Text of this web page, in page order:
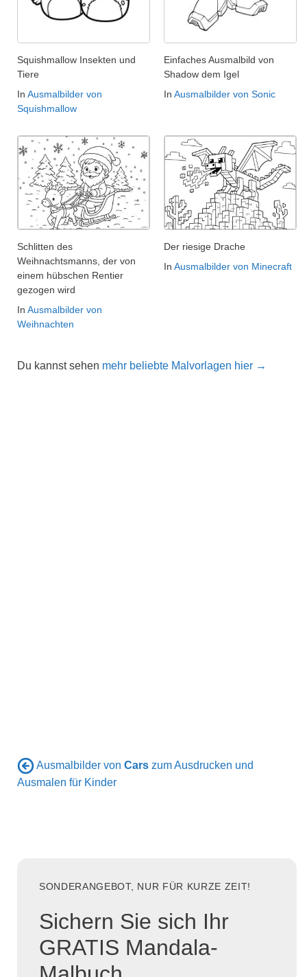
Squishmallow Insekten und
Tiere
In Ausmalbilder von
Squishmallow
Einfaches Ausmalbild von
Shadow dem Igel
In Ausmalbilder von Sonic
Schlitten des
Weihnachtsmanns, der von
einem hübschen Rentier
gezogen wird
In Ausmalbilder von
Weihnachten
Der riesige Drache
In Ausmalbilder von Minecraft
Du kannst sehen mehr beliebte Malvorlagen hier →
Ausmalbilder von Cars zum Ausdrucken und
Ausmalen für Kinder
SONDERANGEBOT, NUR FÜR KURZE ZEIT!
Sichern Sie sich Ihr
GRATIS Mandala-